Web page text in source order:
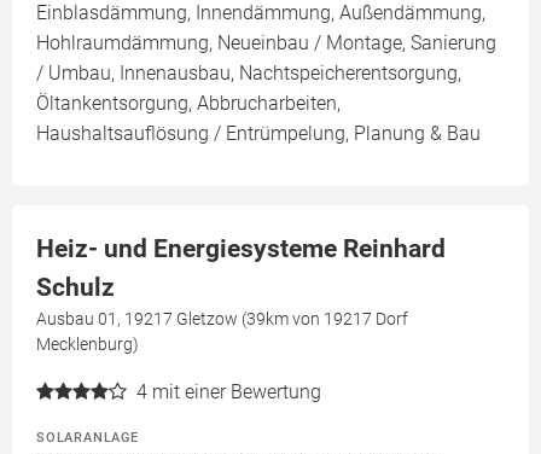
Einblasdämmung, Innendämmung, Außendämmung,
Hohlraumdämmung, Neueinbau / Montage, Sanierung
/ Umbau, Innenausbau, Nachtspeicherentsorgung,
Öltankentsorgung, Abbrucharbeiten,
Haushaltsauflösung / Entrümpelung, Planung & Bau
Heiz- und Energiesysteme Reinhard
Schulz
Ausbau 01, 19217 Gletzow (39km von 19217 Dorf
Mecklenburg)
4 mit einer Bewertung
SOLARANLAGE